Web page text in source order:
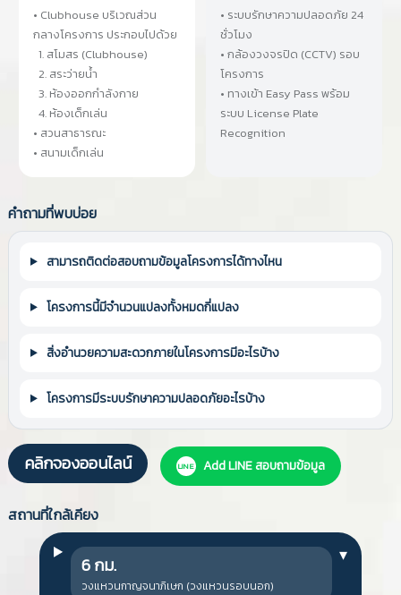
• Clubhouse บริเวณส่วน
กลางโครงการ ประกอบไปด้วย
1. สโมสร (Clubhouse)
2. สระว่ายน้ำ
3. ห้องออกกำลังกาย
4. ห้องเด็กเล่น
• สวนสาธารณะ
• สนามเด็กเล่น
• ระบบรักษาความปลอดภัย 24
ชั่วโมง
• กล้องวงจรปิด (CCTV) รอบ
โครงการ
• ทางเข้า Easy Pass พร้อม
ระบบ License Plate
Recognition
คำถามที่พบบ่อย
สามารถติดต่อสอบถามข้อมูลโครงการได้ทางไหน
โครงการนี้มีจำนวนแปลงทั้งหมดกี่แปลง
สิ่งอำนวยความสะดวกภายในโครงการมีอะไรบ้าง
โครงการมีระบบรักษาความปลอดภัยอะไรบ้าง
คลิกจองออนไลน์ LINE Add LINE สอบถามข้อมูล
สถานที่ใกล้เคียง
6 กม.
วงแหวนกาญจนาภิเษก (วงแหวนรอบนอก)
▾